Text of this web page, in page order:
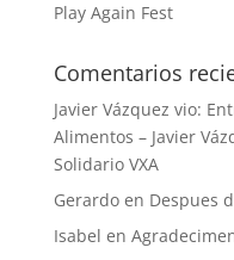
Play Again Fest
Comentarios
Javier Vázquez vio:
Alimentos – Javier
Solidario VXA
Gerardoen Despues
Isabel en